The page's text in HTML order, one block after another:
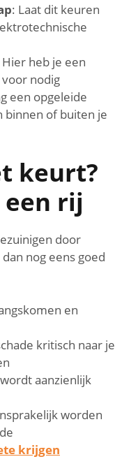
: Laat dit keuren
Hier heb je een
nodig
een opgeleide
binnen of buiten je
keurt?
een rij
door
nog eens goed
en
kritisch naar je
aanzienlijk
worden
krijgen